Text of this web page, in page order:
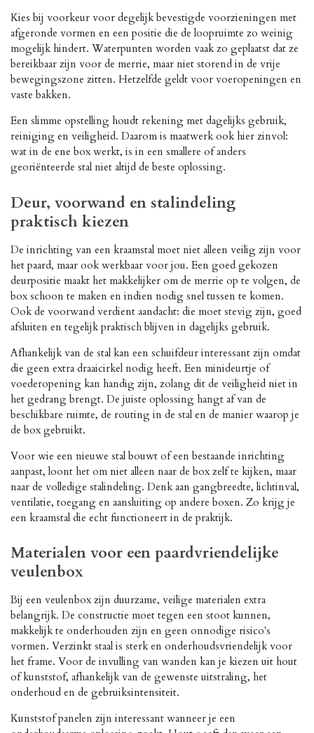
Kies bij voorkeur voor degelijk bevestigde voorzieningen met
afgeronde vormen en een positie die de loopruimte zo weinig
mogelijk hindert. Waterpunten worden vaak zo geplaatst dat ze
bereikbaar zijn voor de merrie, maar niet storend in de vrije
bewegingszone zitten. Hetzelfde geldt voor voeropeningen en
vaste bakken.
Een slimme opstelling houdt rekening met dagelijks gebruik,
reiniging en veiligheid. Daarom is maatwerk ook hier zinvol:
wat in de ene box werkt, is in een smallere of anders
georiënteerde stal niet altijd de beste oplossing.
Deur, voorwand en stalindeling
praktisch kiezen
De inrichting van een kraamstal moet niet alleen veilig zijn voor
het paard, maar ook werkbaar voor jou. Een goed gekozen
deurpositie maakt het makkelijker om de merrie op te volgen, de
box schoon te maken en indien nodig snel tussen te komen.
Ook de voorwand verdient aandacht: die moet stevig zijn, goed
afsluiten en tegelijk praktisch blijven in dagelijks gebruik.
Afhankelijk van de stal kan een schuifdeur interessant zijn omdat
die geen extra draaicirkel nodig heeft. Een minideurtje of
voederopening kan handig zijn, zolang dit de veiligheid niet in
het gedrang brengt. De juiste oplossing hangt af van de
beschikbare ruimte, de routing in de stal en de manier waarop je
de box gebruikt.
Voor wie een nieuwe stal bouwt of een bestaande inrichting
aanpast, loont het om niet alleen naar de box zelf te kijken, maar
naar de volledige stalindeling. Denk aan gangbreedte, lichtinval,
ventilatie, toegang en aansluiting op andere boxen. Zo krijg je
een kraamstal die echt functioneert in de praktijk.
Materialen voor een paardvriendelijke
veulenbox
Bij een veulenbox zijn duurzame, veilige materialen extra
belangrijk. De constructie moet tegen een stoot kunnen,
makkelijk te onderhouden zijn en geen onnodige risico's
vormen. Verzinkt staal is sterk en onderhoudsvriendelijk voor
het frame. Voor de invulling van wanden kan je kiezen uit hout
of kunststof, afhankelijk van de gewenste uitstraling, het
onderhoud en de gebruiksintensiteit.
Kunststof panelen zijn interessant wanneer je een